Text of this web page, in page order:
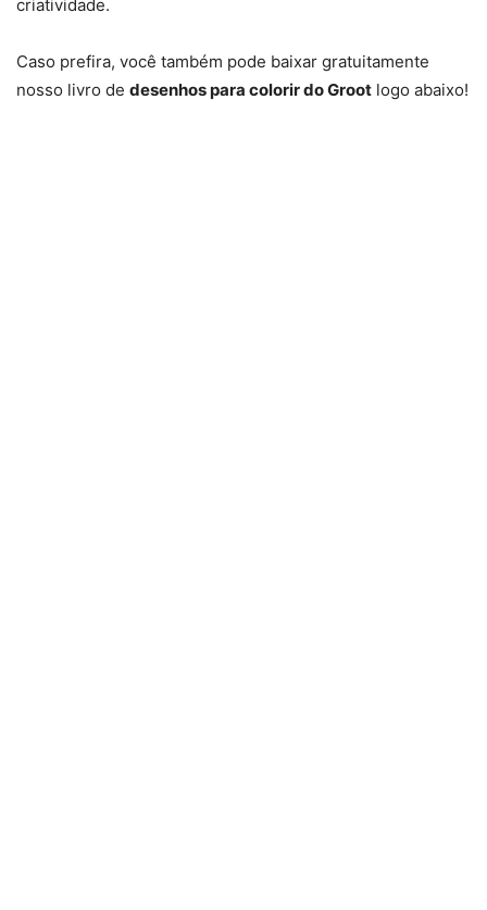
criatividade.
Caso prefira, você também pode baixar gratuitamente
nosso livro de desenhos para colorir do Groot logo abaixo!